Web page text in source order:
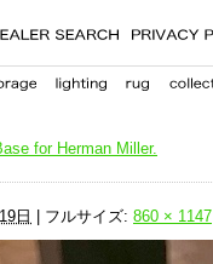
for Herman Miller.
日 フルサイズ: 860 × 1147